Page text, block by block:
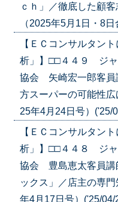
ｃｈ」／徹底した顧
（2025年5月1日・8
【ＥＣコンサルタン
析」】□□４４９ ジャ
協会 矢崎宏一郎客
方スーパーの可能性
25年4月24日号）('25/
【ＥＣコンサルタン
析」】□□４４８ ジャ
協会 豊島恵太客員講
ックス」／店主の専
年4月17日号）('25/04/